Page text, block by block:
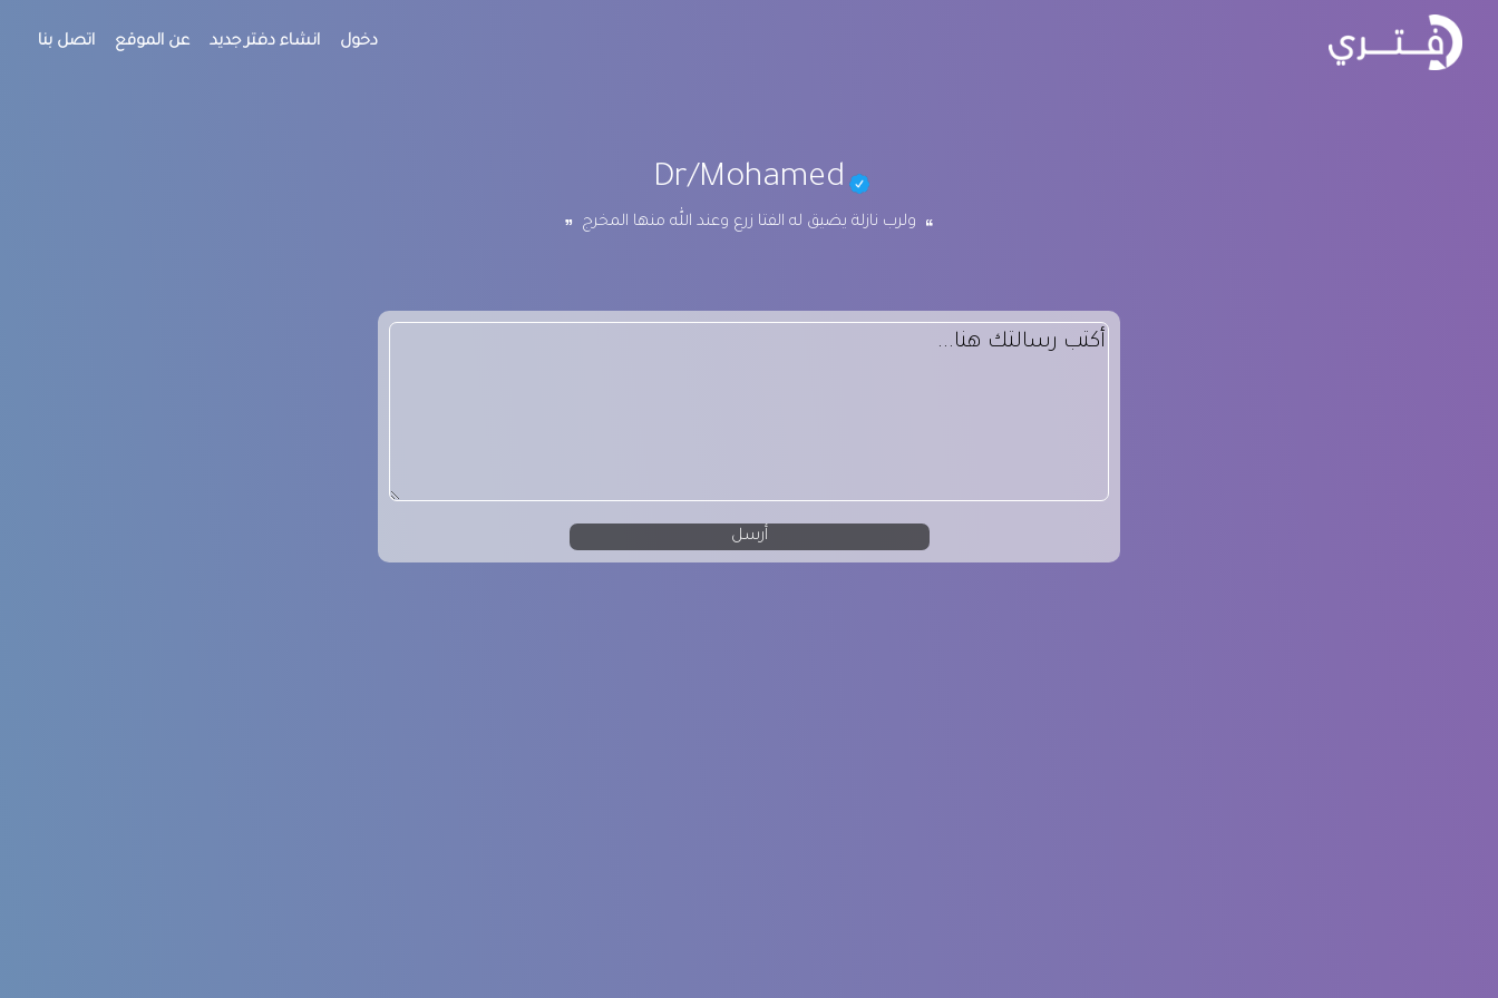
دخول انشاء دفتر جديد عن الموقع اتصل بنا
Dr/Mohamed
ولرب نازلة يضيق له الفتا زرع وعند الله منها المخرج